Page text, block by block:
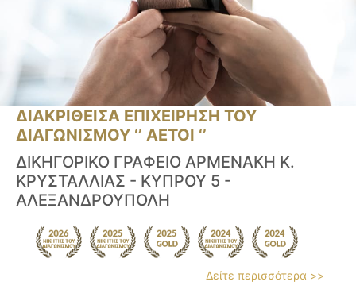
ΔΙΑΚΡΙΘΕΙΣΑ ΕΠΙΧΕΙΡΗΣΗ ΤΟΥ
ΔΙΑΓΩΝΙΣΜΟΥ ‘’ ΑΕΤΟΙ ‘’
ΔΙΚΗΓΟΡΙΚΟ ΓΡΑΦΕΙΟ ΑΡΜΕΝΑΚΗ Κ.
ΚΡΥΣΤΑΛΛΙΑΣ - ΚΥΠΡΟΥ 5 -
ΑΛΕΞΑΝΔΡΟΥΠΟΛΗ
Δείτε περισσότερα >>